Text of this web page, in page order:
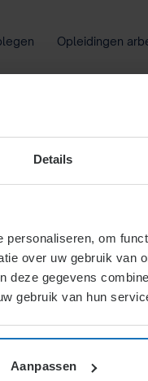
Details
om
over uw gebruik van
deze gegevens
gebruik van hun
Aanpassen
Opleidingen
overeenkomst